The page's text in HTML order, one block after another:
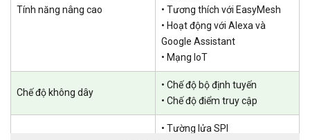
Trải nghiệm chơi game liền mạch với Wi-Fi 7 6,5 Gbps
Archer GE400 là thiết bị Wi-Fi 7 lý tưởng cho trải nghiệm chơi game
siêu mượt mà của bạn. Với công nghệ 4K-QAM và hoạt động đa
liên kết, hãy tận hưởng tốc độ lên đến 6,5 Gbps —cho trải nghiệm
chơi game sống động nhất từ trước đến nay
Tính năng nâng cao
• Tương thích với EasyMesh
• Hoạt động với Alexa và
Google Assistant
• Mạng IoT
Chế độ không dây
• Chế độ bộ định tuyến
• Chế độ điểm truy cập
• Tường lửa SPI